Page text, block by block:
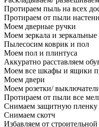
Протираем пыль на всех
Протираем от пыли
Моем дверные ручки
Моем зеркала и зеркальные
Пылесосим коврик и пол
Моем пол и плинтуса
Аккуратно расставляем
Моем все шкафы и ящики
Моем двери
Моем розетки/
Протираем от пыли все
Снимаем защитную пленку
Снимаем скотч
Избавляем от